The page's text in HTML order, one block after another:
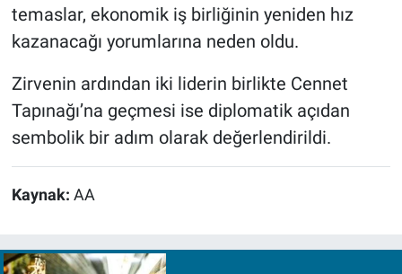
temaslar, ekonomik iş birliğinin yeniden hız
kazanacağı yorumlarına neden oldu.
Zirvenin ardından iki liderin birlikte Cennet
Tapınağı’na geçmesi ise diplomatik açıdan
sembolik bir adım olarak değerlendirildi.
Kaynak: AA